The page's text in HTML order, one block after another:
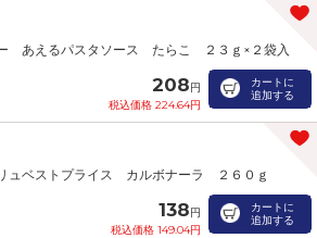
あえるパスタソース たらこ ２３ｇ×２袋入
208円
税込価格 224.64円
カートに
追加する
ュベストプライス カルボナーラ ２６０ｇ
138円
税込価格 149.04円
カートに
追加する